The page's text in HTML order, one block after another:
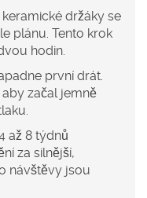
držáky se
plánu. Tento krok
hodin.
první drát.
začal jemně
až 8 týdnů
za silnější,
návštěvy jsou